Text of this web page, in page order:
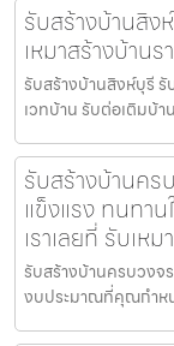
รับสร้างบ้านสิง
เหมาสร้างบ้าน
รับสร้างบ้านสิงห์บุรี รั
เวทบ้าน รับต่อเติมบ้
รับสร้างบ้านคร
แข็งแรง ทนทา
เราเลยที่ รับเห
รับสร้างบ้านครบวงจ
งบประมาณที่คุณกำหน